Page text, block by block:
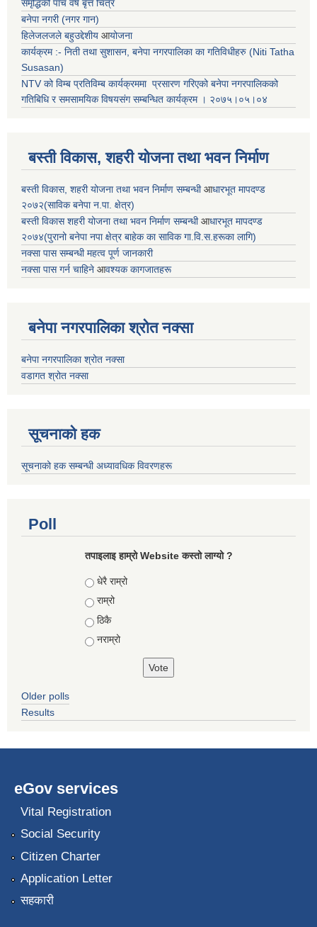
समृद्धिको पाँच वर्ष बृत्त चित्र
बनेपा नगरी (नगर गान)
हिलेजलजले बहुउद्देशीय आयोजना
कार्यक्रम :- निती तथा सुशासन, बनेपा नगरपालिका का गतिविधीहरु (Niti Tatha
Susasan)
NTV को विम्ब प्रतिविम्ब कार्यक्रममा प्रसारण गरिएकोबनेपा नगरपालिकको
गतिबिधि र समसामयिक विषयसंग सम्बन्धित कार्यक्रम । २०७५।०५।०४
बस्ती विकास, शहरी योजना तथा भवन निर्माण
बस्ती विकास, शहरी योजना तथा भवन निर्माण सम्बन्धीआधारभूत मापदण्ड
२०७२(साविक बनेपा न.पा. क्षेत्र)
बस्ती विकास शहरी योजना तथा भवन निर्माण सम्बन्धीआधारभूत मापदण्ड
२०७४(पुरानो बनेपा नपा क्षेत्र बाहेक का साविक गा.वि.स.हरूका लागि)
नक्सा पास सम्बन्धी महत्व पूर्ण जानकारी
नक्सा पास गर्न चाहिने आवश्यक कागजातहरू
बनेपा नगरपालिका श्रोत नक्सा
बनेपा नगरपालिका श्रोत नक्सा
वडागत श्रोत नक्सा
सूचनाको हक
सूचनाको हक सम्बन्धी अध्यावधिक विवरणहरू
Poll
तपाइलाइ हाम्रो Website कस्तो लाग्यो ?
Choices
धेरै राम्रो
राम्रो
ठिकै
नराम्रो
Older polls
Results
eGov services
Vital Registration
Social Security
Citizen Charter
Application Letter
सहकारी